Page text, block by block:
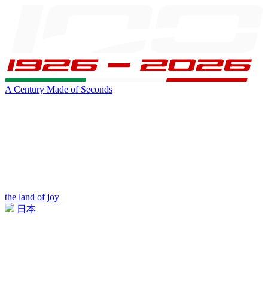
A Century Made of Seconds
the land of joy
日本